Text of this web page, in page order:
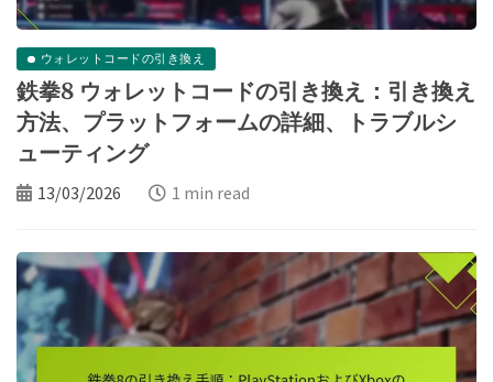
ウォレットコードの引き換え
鉄拳8 ウォレットコードの引き換え：引き換え
方法、プラットフォームの詳細、トラブルシ
ューティング
13/03/2026 1 min read